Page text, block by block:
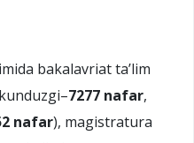
bakalavriat ta’lim
7277 nafar,
nafar), magistratura